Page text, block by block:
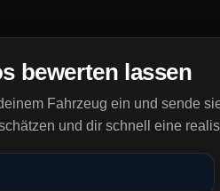
bewerten lassen
Fahrzeug ein und sende
und dir schnell eine